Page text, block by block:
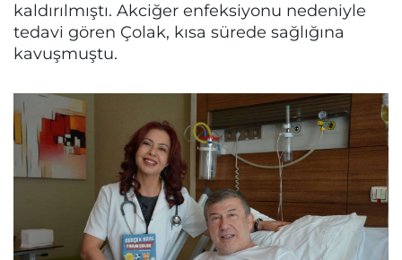
kaldırılmıştı. Akciğer enfeksiyonu nedeniyle
tedavi gören Çolak, kısa sürede sağlığına
kavuşmuştu.